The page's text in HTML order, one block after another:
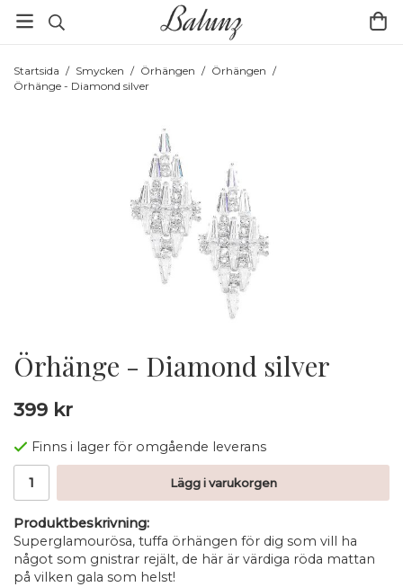
Startsida / Smycken / Örhängen / Örhängen /
Örhänge - Diamond silver
Örhänge - Diamond silver
399 kr
Finns i lager för omgående leverans
Lägg i varukorgen
Produktbeskrivning:
Superglamourösa, tuffa örhängen för dig som vill ha
något som gnistrar rejält, de här är värdiga röda mattan
på vilken gala som helst!